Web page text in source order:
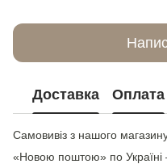
Доставка Оплата
Самовивіз з нашого
«Новою поштою» по